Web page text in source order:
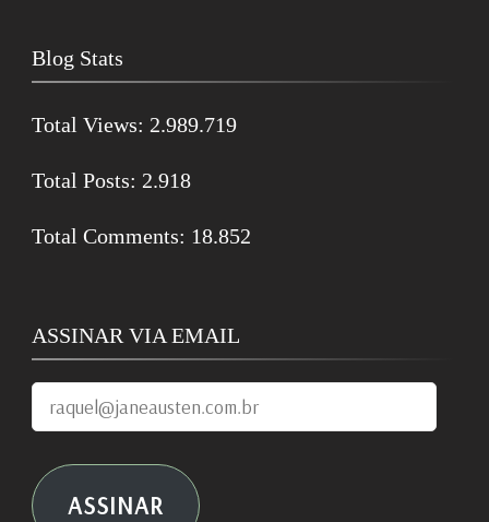
Blog Stats
Total Views: 2.989.719
Total Posts: 2.918
Total Comments: 18.852
ASSINAR VIA EMAIL
raquel@janeausten.com.br
ASSINAR